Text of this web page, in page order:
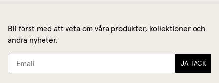
Bli först med att veta om våra produkter, kollektioner och
andra nyheter.
JA TACK